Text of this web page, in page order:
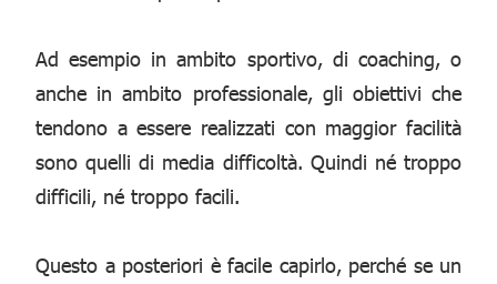
Ad esempio in ambito sportivo, di coaching, o
anche in ambito professionale, gli obiettivi che
tendono a essere realizzati con maggior facilità
sono quelli di media difficoltà. Quindi né troppo
difficili, né troppo facili.
Questo a posteriori è facile capirlo, perché se un